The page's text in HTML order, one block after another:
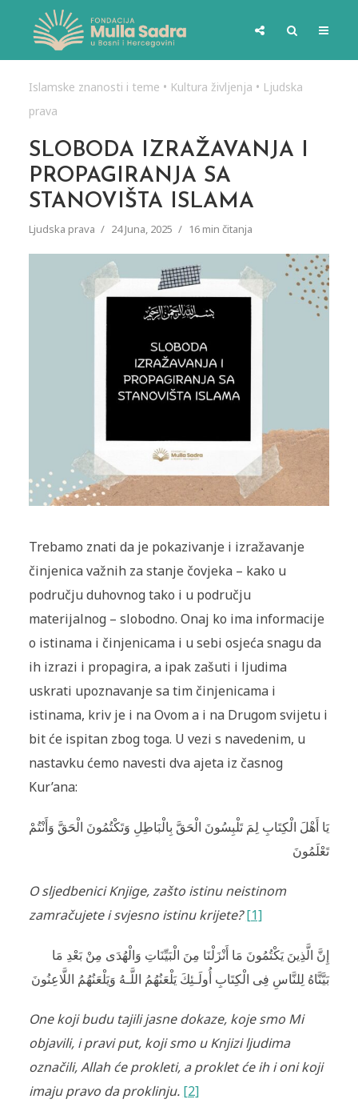
Islamske znanosti i teme • Kultura življenja • Ljudska
prava
SLOBODA IZRAŽAVANJA I
PROPAGIRANJA SA
STANOVIŠTA ISLAMA
Ljudska prava 24 Juna, 2025 16 min čitanja
Trebamo znati da je pokazivanje i izražavanje
činjenica važnih za stanje čovjeka – kako u
području duhovnog tako i u području
materijalnog – slobodno. Onaj ko ima informacije
o istinama i činjenicama i u sebi osjeća snagu da
ih izrazi i propagira, a ipak zašuti i ljudima
uskrati upoznavanje sa tim činjenicama i
istinama, kriv je i na Ovom a i na Drugom svijetu i
bit će ispitan zbog toga. U vezi s navedenim, u
nastavku ćemo navesti dva ajeta iz časnog
Kur’ana:
يَا أَهْلَ الْكِتَابِ لِمَ تَلْبِسُونَ الْحَقَّ بِالْبَاطِلِ وَتَكْتُمُونَ الْحَقَّ وَأَنْتُمْ
تَعْلَمُونَ
O sljedbenici Knjige, zašto istinu neistinom
zamračujete i svjesno istinu krijete? [1]
إِنَّ الَّذِينَ يَكْتُمُونَ مَا أَنْزَلْنَا مِنَ الْبَيِّنَاتِ وَالْهُدَى مِنْ بَعْدِ مَا
بَيَّنَّاهُ لِلنَّاسِ فِى الْكِتَابِ أُولَـئِكَ يَلْعَنُهُمُ اللَّـهُ وَيَلْعَنُهُمُ اللَّاعِنُونَ
One koji budu tajili jasne dokaze, koje smo Mi
objavili, i pravi put, koji smo u Knjizi ljudima
označili, Allah će prokleti, a proklet će ih i oni koji
imaju pravo da proklinju. [2]